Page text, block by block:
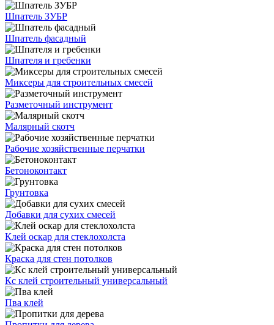
Шпатель ЗУБР
Шпатель фасадный
Шпателя и гребенки
Миксеры для строительных смесей
Разметочный инструмент
Малярный скотч
Рабочие хозяйственные перчатки
Бетоноконтакт
Грунтовка
Добавки для сухих смесей
Клей оскар для стеклохолста
Краска для стен потолков
Кс клей строительный универсальный
Пва клей